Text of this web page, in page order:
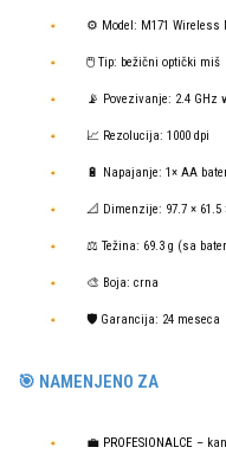
⚙️ Model: M171 Wireless
🖱️ Tip: bežični optički miš
📡 Povezivanje: 2.4 GHz
📈 Rezolucija: 1000 dpi
🔋 Napajanje: 1× AA
📐 Dimenzije: 97.7 × 61.5
⚖️ Težina: 69.3 g (sa
🎨 Boja: crna
🛡️ Garancija: 24 meseca
🎯 NAMENJENO ZA
💼 PROFESIONALCE –